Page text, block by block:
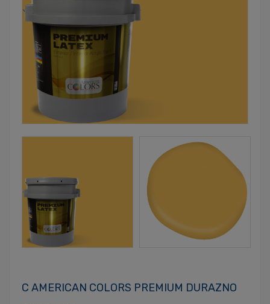
C AMERICAN COLORS PREMIUM DURAZNO